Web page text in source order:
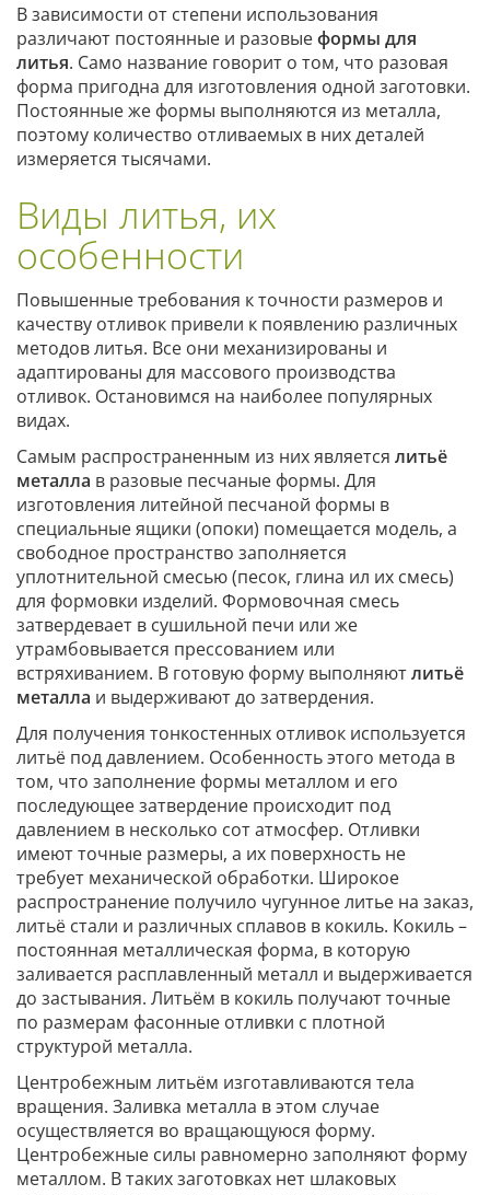
В зависимости от степени использования
различают постоянные и разовыеформы для
литья. Само название говорит о том, что разовая
форма пригодна для изготовления одной заготовки.
Постоянные же формы выполняются из металла,
поэтому количество отливаемых в них деталей
измеряется тысячами.
Виды литья, их
особенности
Повышенные требования к точности размеров и
качеству отливок привели к появлению различных
методов литья. Все они механизированы и
адаптированы для массового производства
отливок. Остановимся на наиболее популярных
видах.
Самым распространенным из них является литьё
металла в разовые песчаные формы. Для
изготовления литейной песчаной формы в
специальные ящики (опоки) помещается модель, а
свободное пространство заполняется
уплотнительной смесью (песок, глина ил их смесь)
для формовки изделий. Формовочная смесь
затвердевает в сушильной печи или же
утрамбовывается прессованием или
встряхиванием. В готовую форму выполняютлитьё
металла и выдерживают до затвердения.
Для получения тонкостенных отливок используется
литьё под давлением. Особенность этого метода в
том, что заполнение формы металлом и его
последующее затвердение происходит под
давлением в несколько сот атмосфер. Отливки
имеют точные размеры, а их поверхность не
требует механической обработки. Широкое
распространение получило чугунное литье на заказ,
литьё стали и различных сплавов в кокиль. Кокиль –
постоянная металлическая форма, в которую
заливается расплавленный металл и выдерживается
до застывания. Литьём в кокиль получают точные
по размерам фасонные отливки с плотной
структурой металла.
Центробежным литьём изготавливаются тела
вращения. Заливка металла в этом случае
осуществляется во вращающуюся форму.
Центробежные силы равномерно заполняют форму
металлом. В таких заготовках нет шлаковых